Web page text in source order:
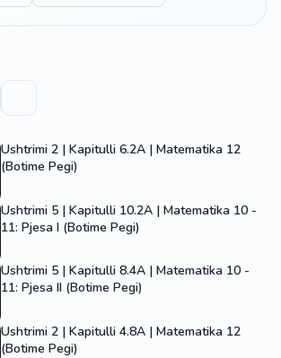
Ushtrimi 2 | Kapitulli 6.2A | Matematika 12
(Botime Pegi)
Ushtrimi 5 | Kapitulli 10.2A | Matematika 10 -
11: Pjesa I (Botime Pegi)
Ushtrimi 5 | Kapitulli 8.4A | Matematika 10 -
11: Pjesa II (Botime Pegi)
Ushtrimi 2 | Kapitulli 4.8A | Matematika 12
(Botime Pegi)